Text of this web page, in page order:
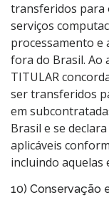
transferidos para
serviços
processamento e
fora do Brasil. Ao
TITULAR
ser transferidos
em
Brasil e se
aplicáveis
incluindo aquelas
10) Conservação